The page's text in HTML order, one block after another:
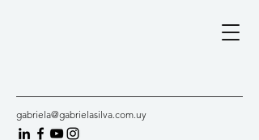
gabriela@gabrielasilva.com.uy